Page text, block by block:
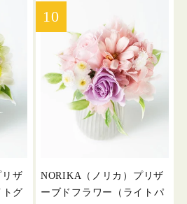
格
ザ
トグ
NORIKA（ノリカ）プリザ
ーブドフラワー（ライトパ